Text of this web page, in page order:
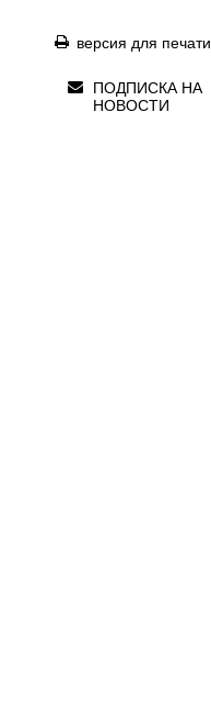
версия для печати
ПОДПИСКА НА
НОВОСТИ